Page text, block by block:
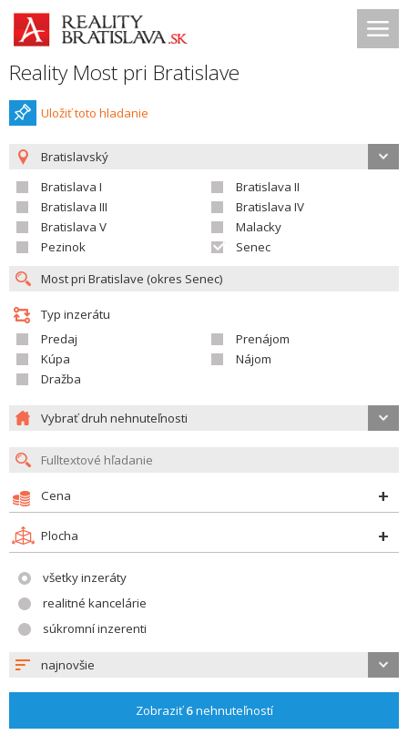
Reality Most pri Bratislave
Uložiť toto hladanie
Bratislavský
Bratislava I
Bratislava II
Bratislava III
Bratislava IV
Bratislava V
Malacky
Pezinok
Senec
Typ inzerátu
Predaj
Prenájom
Kúpa
Nájom
Dražba
Vybrať druh nehnuteľnosti
Cena
Plocha
všetky inzeráty
realitné kancelárie
súkromní inzerenti
najnovšie
Zobraziť6nehnuteľností